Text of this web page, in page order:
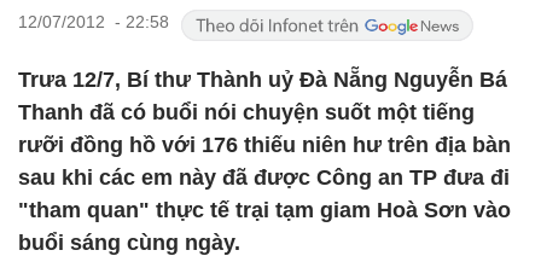
12/07/2012 - 22:58
Trưa 12/7, Bí thư Thành uỷ Đà Nẵng Nguyễn Bá
Thanh đã có buổi nói chuyện suốt một tiếng
rưỡi đồng hồ với 176 thiếu niên hư trên địa bàn
sau khi các em này đã được Công an TP đưa đi
"tham quan" thực tế trại tạm giam Hoà Sơn vào
buổi sáng cùng ngày.